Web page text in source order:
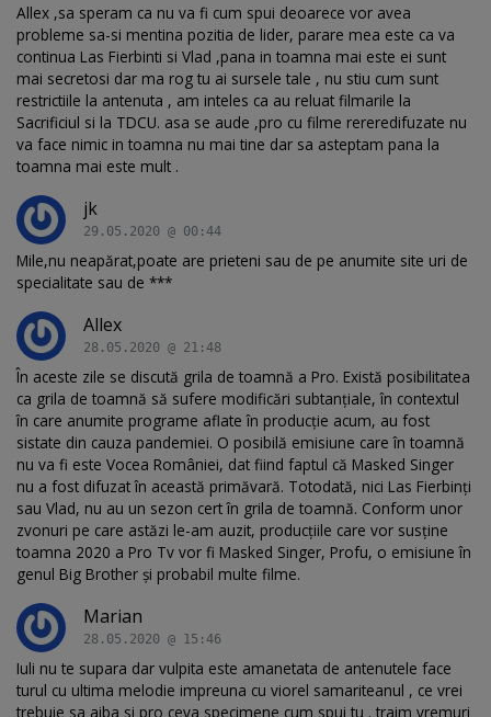
Allex ,sa speram ca nu va fi cum spui deoarece vor avea
probleme sa-si mentina pozitia de lider, parare mea este ca va
continua Las Fierbinti si Vlad ,pana in toamna mai este ei sunt
mai secretosi dar ma rog tu ai sursele tale , nu stiu cum sunt
restrictiile la antenuta , am inteles ca au reluat filmarile la
Sacrificiul si la TDCU. asa se aude ,pro cu filme rereredifuzate nu
va face nimic in toamna nu mai tine dar sa asteptam pana la
toamna mai este mult .
jk
29.05.2020 @ 00:44
Mile,nu neapărat,poate are prieteni sau de pe anumite site uri de
specialitate sau de ***
Allex
28.05.2020 @ 21:48
În aceste zile se discută grila de toamnă a Pro. Există posibilitatea
ca grila de toamnă să sufere modificări subtanțiale, în contextul
în care anumite programe aflate în producție acum, au fost
sistate din cauza pandemiei. O posibilă emisiune care în toamnă
nu va fi este Vocea României, dat fiind faptul că Masked Singer
nu a fost difuzat în această primăvară. Totodată, nici Las Fierbinți
sau Vlad, nu au un sezon cert în grila de toamnă. Conform unor
zvonuri pe care astăzi le-am auzit, producțiile care vor susține
toamna 2020 a Pro Tv vor fi Masked Singer, Profu, o emisiune în
genul Big Brother și probabil multe filme.
Marian
28.05.2020 @ 15:46
Iuli nu te supara dar vulpita este amanetata de antenutele face
turul cu ultima melodie impreuna cu viorel samariteanul , ce vrei
trebuie sa aiba si pro ceva specimene cum spui tu . traim vremuri